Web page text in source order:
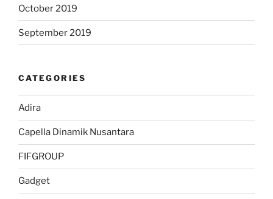
October 2019
September 2019
CATEGORIES
Adira
Capella Dinamik Nusantara
FIFGROUP
Gadget